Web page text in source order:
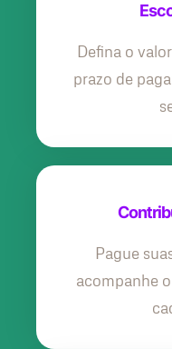
Defina o
prazo de
Pague
acompanhe